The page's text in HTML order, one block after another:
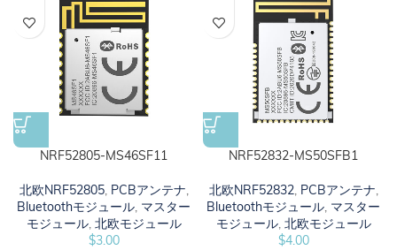
NRF52805-MS46SF11
北欧NRF52805, PCBアンテナ,
Bluetoothモジュール, マスター
モジュール, 北欧モジュール
$3.00
NRF52832-MS50SFB1
北欧NRF52832, PCBアンテナ,
Bluetoothモジュール, マスター
モジュール, 北欧モジュール
$4.00